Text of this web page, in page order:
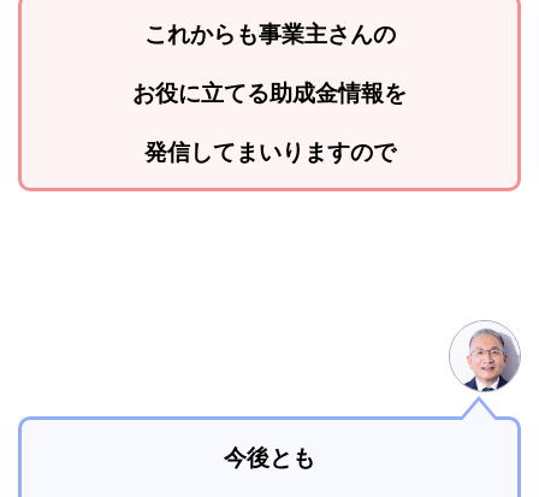
これからも事業主さんの
お役に立てる助成金情報を
発信してまいりますので
今後とも